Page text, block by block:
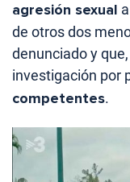
agresión sexual
de otros dos
denunciado y
investigación por
competentes.